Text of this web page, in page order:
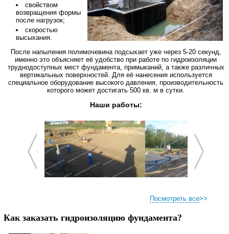
свойством
возвращения формы
после нагрузок;
скоростью
высыхания.
После напыления полимочевина подсыхает уже через 5-20 секунд,
именно это объясняет её удобство при работе по гидроизоляции
труднодоступных мест фундамента, примыканий, а также различных
вертикальных поверхностей. Для её нанесения используется
специальное оборудование высокого давления, производительность
которого может достигать 500 кв. м в сутки.
Наши работы:
Посмотреть все>>
Как заказать гидроизоляцию фундамента?